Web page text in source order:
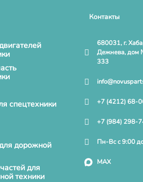
спецтехники
дорожной
для
техники
Контакты
680031, г.
Дежнева, дом
333
+7 (4212) 68-
+7 (984) 298-
Пн-Вс с 9:00
MAX